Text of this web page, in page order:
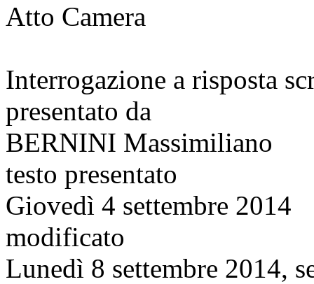
Atto Camera
Interrogazione a risposta
presentato da
BERNINI Massimiliano
testo presentato
Giovedì 4 settembre 2014
modificato
Lunedì 8 settembre 2014,